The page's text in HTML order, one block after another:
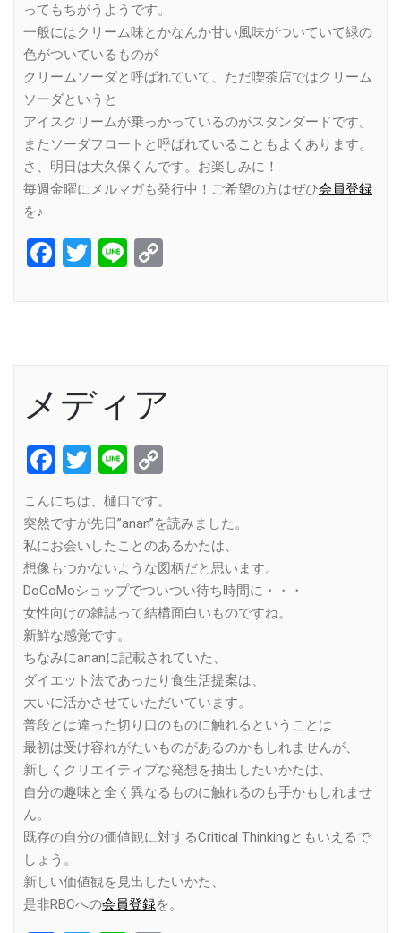
ってもちがうようです。
一般にはクリーム味とかなんか甘い風味がついていて緑の
色がついているものが
クリームソーダと呼ばれていて、ただ喫茶店ではクリーム
ソーダというと
アイスクリームが乗っかっているのがスタンダードです。
またソーダフロートと呼ばれていることもよくあります。
さ、明日は大久保くんです。お楽しみに！
毎週金曜にメルマガも発行中！ご希望の方はぜひ会員登録
を♪
Facebook
Twitter
Line
メディア
Facebook
Twitter
Line
こんにちは、樋口です。
突然ですが先日”anan”を読みました。
私にお会いしたことのあるかたは、
想像もつかないような図柄だと思います。
DoCoMoショップでついつい待ち時間に・・・
女性向けの雑誌って結構面白いものですね。
新鮮な感覚です。
ちなみにananに記載されていた、
ダイエット法であったり食生活提案は、
大いに活かさせていただいています。
普段とは違った切り口のものに触れるということは
最初は受け容れがたいものがあるのかもしれませんが、
新しくクリエイティブな発想を抽出したいかたは、
自分の趣味と全く異なるものに触れるのも手かもしれませ
ん。
既存の自分の価値観に対するCritical Thinkingともいえるで
しょう。
新しい価値観を見出したいかた、
是非RBCへの会員登録を。